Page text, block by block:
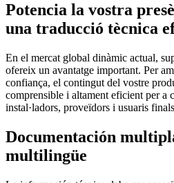
Potencia la vostra
una traducció tècnica
En el mercat global dinàmic actual,
ofereix un avantatge important. Per
confiança, el contingut del vostre
comprensible i altament eficient per a
instal·ladors, proveïdors i usuaris
Documentación
multilingüe